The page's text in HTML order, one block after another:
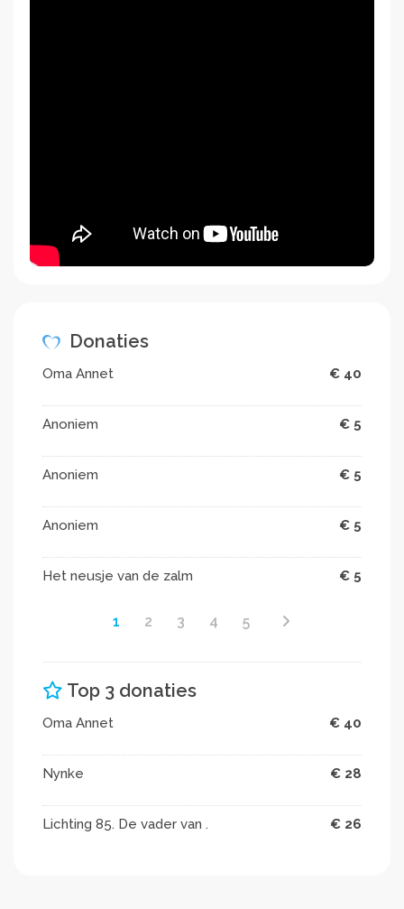
Donaties
Oma Annet € 40
Anoniem € 5
Anoniem € 5
Anoniem € 5
Het neusje van de zalm € 5
1 2 3 4 5
Top 3 donaties
Oma Annet € 40
Nynke € 28
Lichting 85. De vader van . € 26